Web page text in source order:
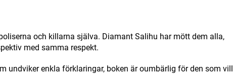
och killarna själva. Diamant Salihu har mött dem alla,
med samma respekt.
undviker enkla förklaringar, boken är oumbärlig för den som vill